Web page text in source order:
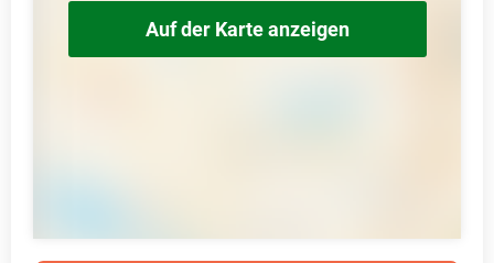
Auf der Karte anzeigen